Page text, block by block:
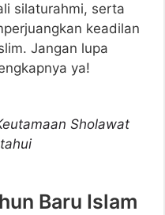
silaturahmi, serta
keadilan
Jangan lupa
ya!
Sholawat
Baru Islam